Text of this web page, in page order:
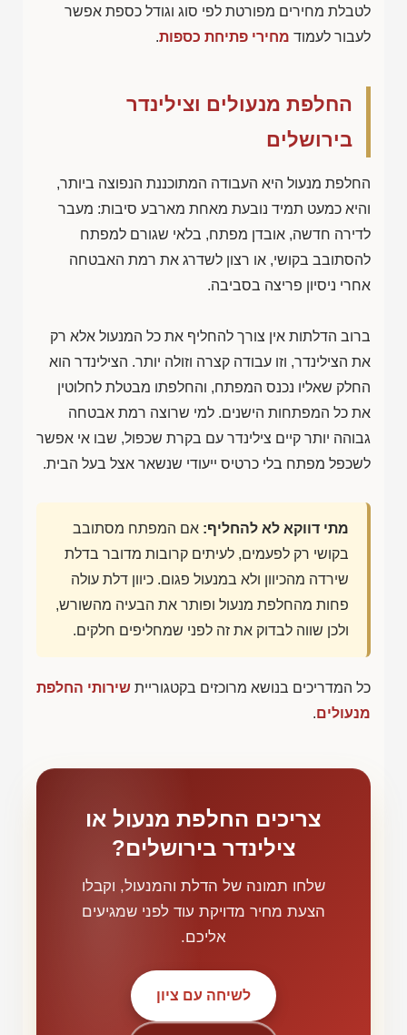
לטבלת מחירים מפורטת לפי סוג וגודל כספת אפשר
לעבור לעמוד מחירי פתיחת כספות.
החלפת מנעולים וצילינדר
בירושלים
החלפת מנעול היא העבודה המתוכננת הנפוצה ביותר,
והיא כמעט תמיד נובעת מאחת מארבע סיבות: מעבר
לדירה חדשה, אובדן מפתח, בלאי שגורם למפתח
להסתובב בקושי, או רצון לשדרג את רמת האבטחה
אחרי ניסיון פריצה בסביבה.
ברוב הדלתות אין צורך להחליף את כל המנעול אלא רק
את הצילינדר, וזו עבודה קצרה וזולה יותר. הצילינדר הוא
החלק שאליו נכנס המפתח, והחלפתו מבטלת לחלוטין
את כל המפתחות הישנים. למי שרוצה רמת אבטחה
גבוהה יותר קיים צילינדר עם בקרת שכפול, שבו אי אפשר
לשכפל מפתח בלי כרטיס ייעודי שנשאר אצל בעל הבית.
מתי דווקא לא להחליף: אם המפתח מסתובב
בקושי רק לפעמים, לעיתים קרובות מדובר בדלת
שירדה מהכיוון ולא במנעול פגום. כיוון דלת עולה
פחות מהחלפת מנעול ופותר את הבעיה מהשורש,
ולכן שווה לבדוק את זה לפני שמחליפים חלקים.
כל המדריכים בנושא מרוכזים בקטגוריית שירותי החלפת
מנעולים.
צריכים החלפת מנעול או
צילינדר בירושלים?
שלחו תמונה של הדלת והמנעול, וקבלו
הצעת מחיר מדויקת עוד לפני שמגיעים
אליכם.
לשיחה עם ציון